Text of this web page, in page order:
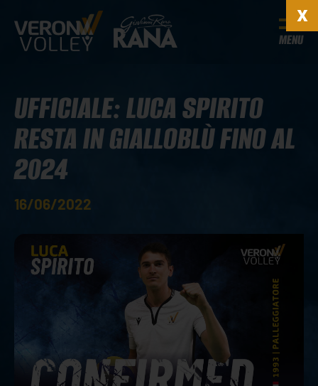
MENU
UFFICIALE: LUCA SPIRITO
RESTA IN GIALLOBLÙ FINO AL
2024
16/06/2022